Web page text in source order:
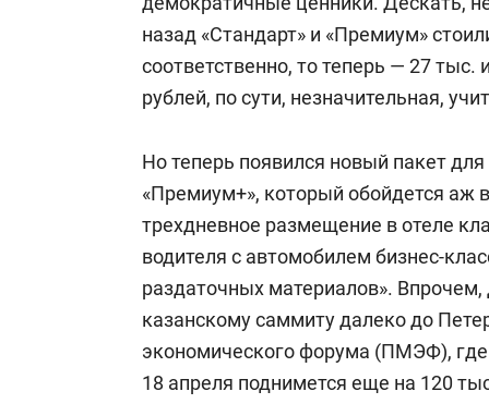
назад «Стандарт» и «Премиум»
соответственно, то теперь — 27
рублей, по сути, незначительная,
Но теперь появился новый пакет
«Премиум+», который обойдется аж
трехдневное размещение в отеле
водителя с автомобилем бизнес-
раздаточных материалов».
казанскому саммиту далеко до
экономического форума (ПМЭФ),
18 апреля поднимется еще на 120